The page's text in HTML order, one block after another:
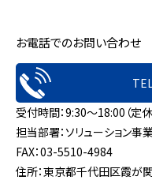
お電話でのお問い合わせ
受付時間：9:30～18:00（定
担当部署：ソリューション事
FAX：03-5510-4984
住所：東京都千代田区霞が